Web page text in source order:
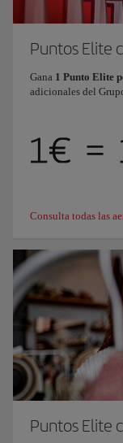
Puntos Elite
Gana 1 Punto Elite
adicionales del
Consulta todas las
Puntos Elite